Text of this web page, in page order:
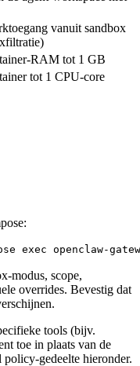
vanuit sandbox
RAM tot 1 GB
tot 1 CPU-core
exec
modus, scope,
overrides. Bevestig dat
tools (bijv.
toe in plaats van de
gedeelte hieronder.